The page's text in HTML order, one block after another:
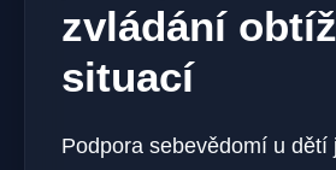
zvládání
situací
Podpora sebevědomí u dětí